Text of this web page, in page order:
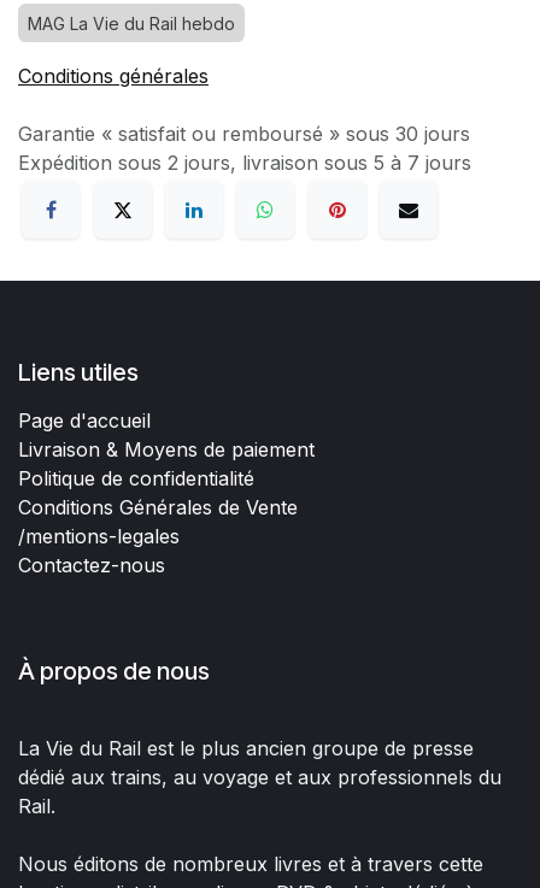
MAG La Vie du Rail hebdo
Conditions générales
Garantie « satisfait ou remboursé » sous 30 jours
Expédition sous 2 jours, livraison sous 5 à 7 jours
Liens utiles
Page d'accueil
Livraison & Moyens de paiement
Politique de confidentialité
Conditions Générales de Vente
/mentions-legales
Contactez-nous
À propos de nous
La Vie du Rail est le plus ancien groupe de presse
dédié aux trains, au voyage et aux professionnels du
Rail.
Nous éditons de nombreux livres et à travers cette